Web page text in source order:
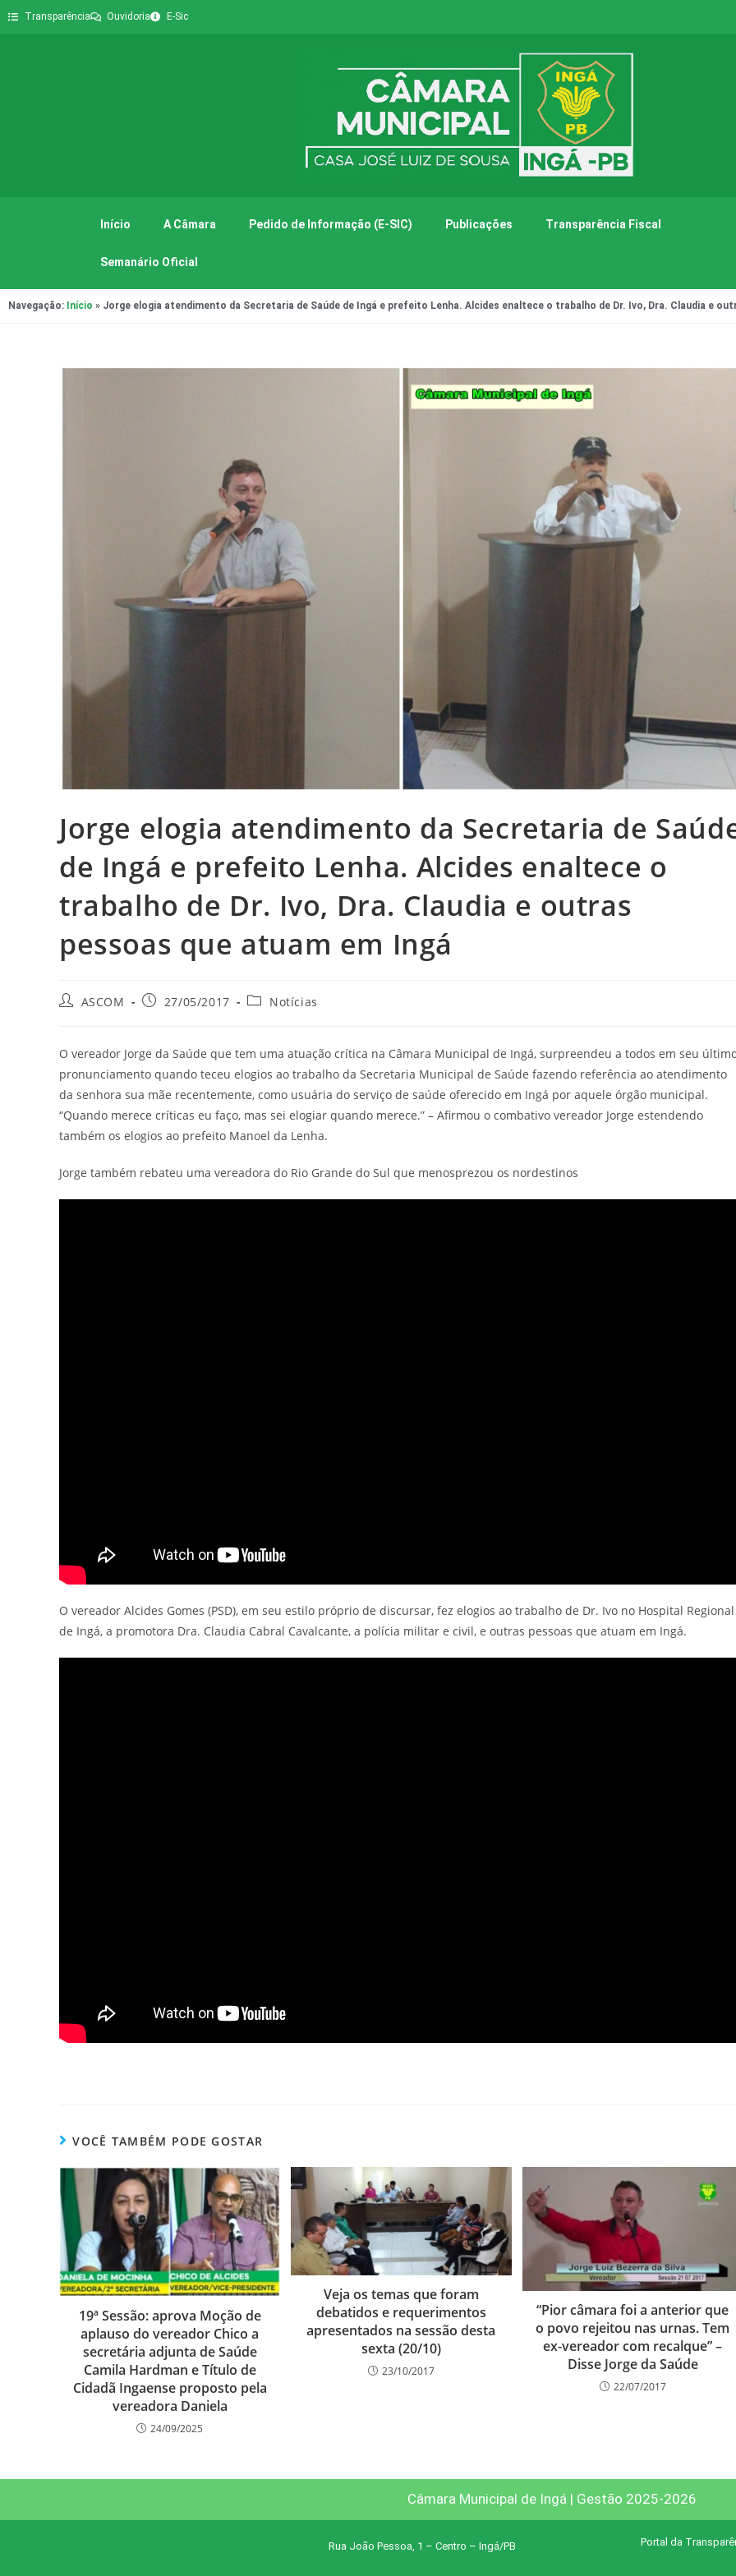
Transparência Ouvidoria E-Sic
Início A Câmara Pedido de Informação (E-SIC) Publicações Transparência Fiscal
Semanário Oficial
Navegação: Início » Jorge elogia atendimento da Secretaria de Saúde de Ingá e prefeito Lenha. Alcides enaltece o trabalho de Dr. Ivo, Dra. Claudia e
Jorge elogia atendimento da Secretaria de
de Ingá e prefeito Lenha. Alcides enaltece o
trabalho de Dr. Ivo, Dra. Claudia e outras
pessoas que atuam em Ingá
ASCOM 27/05/2017 Notícias
O vereador Jorge da Saúde que tem uma atuação crítica na Câmara Municipal de Ingá, surpreendeu a todos em seu
pronunciamento quando teceu elogios ao trabalho da Secretaria Municipal de Saúde fazendo referência ao atendimento
da senhora sua mãe recentemente, como usuária do serviço de saúde oferecido em Ingá por aquele órgão municipal.
“Quando merece críticas eu faço, mas sei elogiar quando merece.” – Afirmou o combativo vereador Jorge estendendo
também os elogios ao prefeito Manoel da Lenha.
Jorge também rebateu uma vereadora do Rio Grande do Sul que menosprezou os nordestinos
O vereador Alcides Gomes (PSD), em seu estilo próprio de discursar, fez elogios ao trabalho de Dr. Ivo no Hospital Regional
de Ingá, a promotora Dra. Claudia Cabral Cavalcante, a polícia militar e civil, e outras pessoas que atuam em Ingá.
VOCÊ TAMBÉM PODE GOSTAR
19ª Sessão: aprova Moção de
aplauso do vereador Chico a
secretária adjunta de Saúde
Camila Hardman e Título de
Cidadã Ingaense proposto pela
vereadora Daniela
24/09/2025
Veja os temas que foram
debatidos e requerimentos
apresentados na sessão desta
sexta (20/10)
23/10/2017
“Pior câmara foi a anterior que
o povo rejeitou nas urnas. Tem
ex-vereador com recalque” –
Disse Jorge da Saúde
22/07/2017
Câmara Municipal de Ingá | Gestão 2025-2026
Rua João Pessoa, 1 – Centro – Ingá/PB Portal da